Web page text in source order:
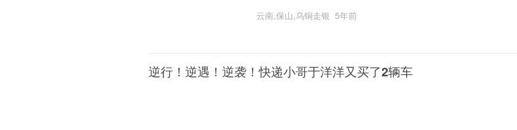
云南,保山,乌铜走银 5年前
逆行！逆遇！逆袭！快递小哥于洋洋又买了2辆车